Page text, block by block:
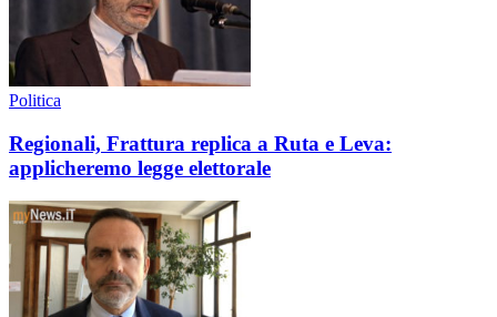
Politica
Regionali, Frattura replica a Ruta e Leva:
applicheremo legge elettorale